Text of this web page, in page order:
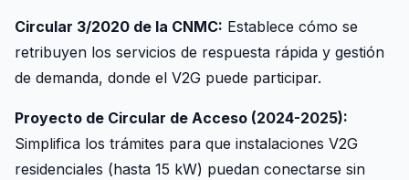
Circular 3/2020 de la CNMC: Establece cómo se
retribuyen los servicios de respuesta rápida y gestión
de demanda, donde el V2G puede participar.
Proyecto de Circular de Acceso (2024-2025):
Simplifica los trámites para que instalaciones V2G
residenciales (hasta 15 kW) puedan conectarse sin